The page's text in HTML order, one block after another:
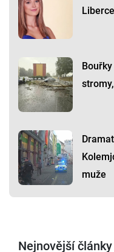
muže
Nejnovější články